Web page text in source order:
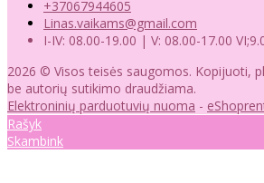
+37067944605
Linas.vaikams@gmail.com
I-IV: 08.00-19.00 | V: 08.00-17.00
2026 © Visos teisės saugomos. Kopijuoti,
be autorių sutikimo draudžiama.
Elektroninių parduotuvių nuoma -
Rašyk
Skambink